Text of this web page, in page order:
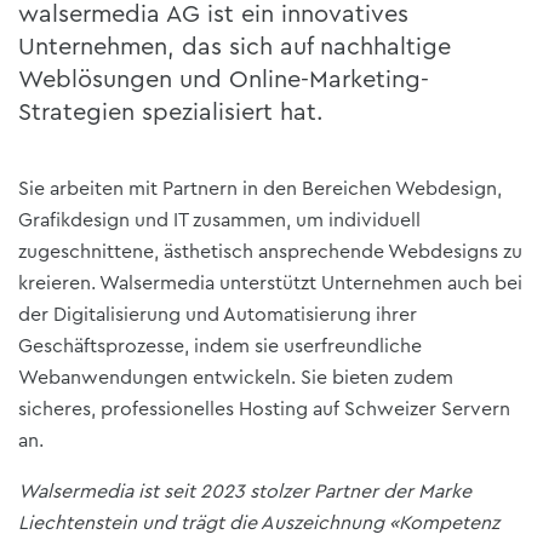
walsermedia AG ist ein innovatives
Unternehmen, das sich auf nachhaltige
Weblösungen und Online-Marketing-
Strategien spezialisiert hat.
Sie arbeiten mit Partnern in den Bereichen Webdesign,
Grafikdesign und IT zusammen, um individuell
zugeschnittene, ästhetisch ansprechende Webdesigns zu
kreieren. Walsermedia unterstützt Unternehmen auch bei
der Digitalisierung und Automatisierung ihrer
Geschäftsprozesse, indem sie userfreundliche
Webanwendungen entwickeln. Sie bieten zudem
sicheres, professionelles Hosting auf Schweizer Servern
an.
Walsermedia ist seit 2023 stolzer Partner der Marke
Liechtenstein und trägt die Auszeichnung «Kompetenz